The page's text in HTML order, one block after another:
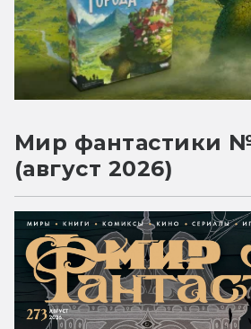
Мир фантастики
(август 2026)